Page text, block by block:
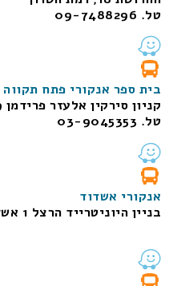
טל. 09-7488296
בית ספר אנקורי פתח תקווה
קניון סירקין אלעזר פרידמן 9 פתח תקווה
טל. 03-9045353
אנקורי אשדוד
בניין היוניטרייד הרצל 1 אשדוד